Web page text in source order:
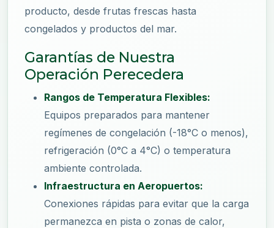
producto, desde frutas frescas hasta
congelados y productos del mar.
Garantías de Nuestra
Operación Perecedera
Rangos de Temperatura Flexibles:
Equipos preparados para mantener
regímenes de congelación (-18°C o menos),
refrigeración (0°C a 4°C) o temperatura
ambiente controlada.
Infraestructura en Aeropuertos:
Conexiones rápidas para evitar que la carga
permanezca en pista o zonas de calor,